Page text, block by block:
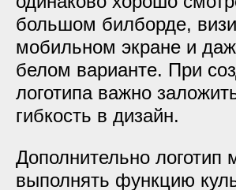
большом билборде,
мобильном экране и
белом варианте. При
логотипа важно
гибкость в дизайн.
Дополнительно логотип
выполнять функцию